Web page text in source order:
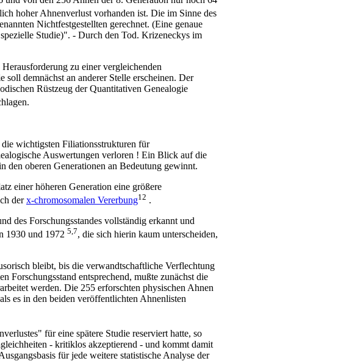
hoher Ahnenverlust vorhanden ist. Die im Sinne des
Nichtfestgestellten gerechnet. (Eine genaue
Studie)". - Durch den Tod. Krizeneckys im
zu einer vergleichenden
demnächst an anderer Stelle erscheinen. Der
Rüstzeug der Quantitativen Genealogie
die wichtigsten Filiationsstrukturen für
Auswertungen verloren ! Ein Blick auf die
den oberen Generationen an Bedeutung gewinnt.
einer höheren Generation eine größere
derx-chromosomalen Vererbung12 .
des Forschungsstandes vollständig erkannt und
1930 und 1972 5,7, die sich hierin kaum unterscheiden,
bleibt, bis die verwandtschaftliche Verflechtung
Forschungsstand entsprechend, mußte zunächst die
werden. Die 255 erforschten physischen Ahnen
es in den beiden veröffentlichten Ahnenlisten
für eine spätere Studie reserviert hatte, so
- kritiklos akzeptierend - und kommt damit
für jede weitere statistische Analyse der